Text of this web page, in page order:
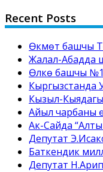
Recent Posts
Өкмөт башчы
Жалал-Абадда
Өлкө башчы
Кыргызстанда
Кызыл-
Айыл чарбаны
Ак-Сайда
Депутат
Баткендик
Депутат